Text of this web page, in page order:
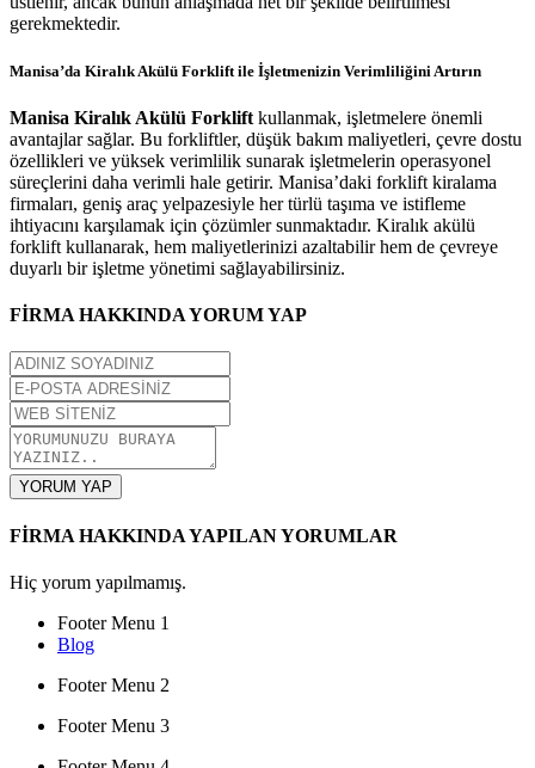
gerekmektedir.
Manisa’da Kiralık Akülü Forklift ile İşletmenizin Verimliliğini Artırın
Manisa Kiralık Akülü Forklift kullanmak, işletmelere önemli
avantajlar sağlar. Bu forkliftler, düşük bakım maliyetleri, çevre dostu
özellikleri ve yüksek verimlilik sunarak işletmelerin operasyonel
süreçlerini daha verimli hale getirir. Manisa’daki forklift kiralama
firmaları, geniş araç yelpazesiyle her türlü taşıma ve istifleme
ihtiyacını karşılamak için çözümler sunmaktadır. Kiralık akülü
forklift kullanarak, hem maliyetlerinizi azaltabilir hem de çevreye
duyarlı bir işletme yönetimi sağlayabilirsiniz.
FİRMA HAKKINDA YORUM YAP
YORUM YAP
FİRMA HAKKINDA YAPILAN YORUMLAR
Hiç yorum yapılmamış.
Footer Menu 1
Blog
Footer Menu 2
Footer Menu 3